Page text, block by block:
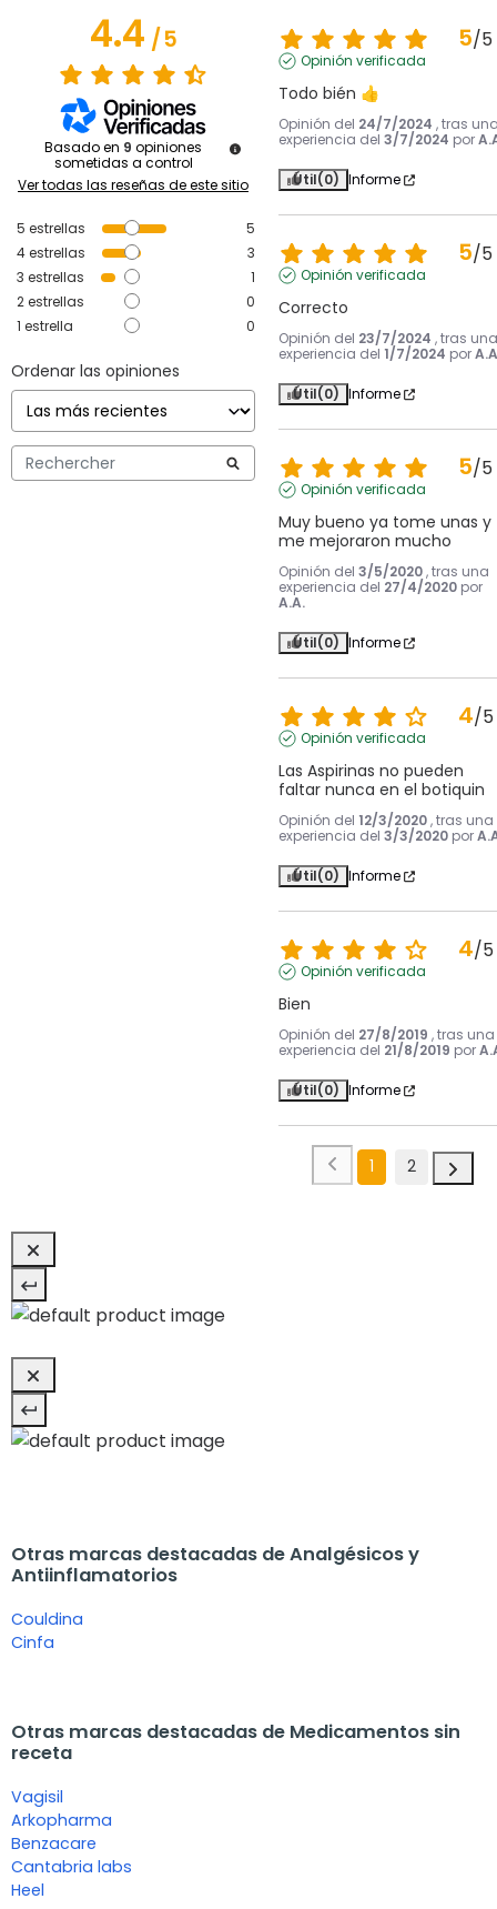
4.4/5
Basado en 9 opiniones
sometidas a control
Ver todas las reseñas de este sitio
5 estrellas
5
4estrellas
3
3 estrellas
1
2estrellas
0
1 estrella 0
Ordenar las opiniones
5/5
Opinión verificada
Todo bién 👍
Opinión del 24/7/2024 , tras
experiencia del 3/7/2024 por
Útil(0) Informe
5/5
Opinión verificada
Correcto
Opinión del 23/7/2024 , tras una
experiencia del 1/7/2024 por
Útil(0) Informe
5/5
Opinión verificada
Muy bueno ya tome unas y
me mejoraron mucho
Opinión del 3/5/2020 , tras una
experiencia del 27/4/2020 por
A.A.
Útil(0) Informe
4/5
Opinión verificada
Las Aspirinas no pueden
faltar nunca en el botiquin
Opinión del 12/3/2020 , tras una
experiencia del 3/3/2020 por
Útil(0) Informe
4/5
Opinión verificada
Bien
Opinión del 27/8/2019 , tras una
experiencia del 21/8/2019 por
Útil(0) Informe
1 2
Otras marcas destacadas de Analgésicos y
Antiinflamatorios
Couldina
Cinfa
Otras marcas destacadas de Medicamentos sin
receta
Vagisil
Arkopharma
Benzacare
Cantabria labs
Heel